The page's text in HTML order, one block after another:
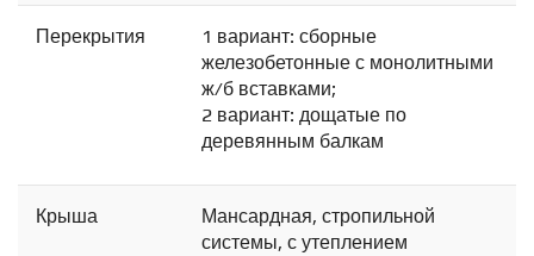
Перекрытия
1 вариант: сборные
железобетонные с монолитными
ж/б вставками;
2 вариант: дощатые по
деревянным балкам
Крыша
Мансардная, стропильной
системы, с утеплением